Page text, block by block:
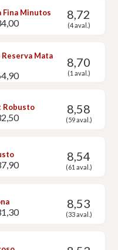
Fina Minutos 8,72
(4 aval.)
Mata
8,70
(1 aval.)
Robusto 8,58
(59 aval.)
8,54
(61 aval.)
8,53
(33 aval.)